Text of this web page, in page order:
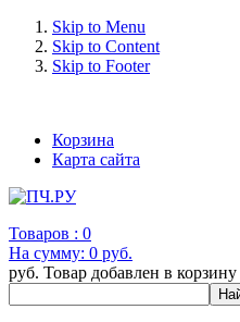
Skip to Menu
Skip to Content
Skip to Footer
Корзина
Карта сайта
Товаров : 0
На сумму: 0 руб.
руб. Товар добавлен в корзину